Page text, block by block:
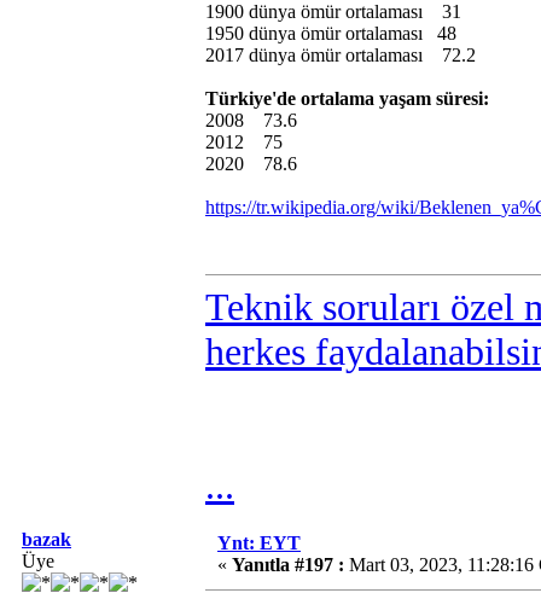
1900 dünya ömür ortalaması 31
1950 dünya ömür ortalaması 48
2017 dünya ömür ortalaması 72.2
Türkiye'de ortalama yaşam süresi:
2008 73.6
2012 75
2020 78.6
https://tr.wikipedia.org/wiki/
Teknik soruları özel
herkes
...
bazak
Üye
Ynt: EYT
« Yanıtla #197 : Mart 03, 2023, 11:28:16